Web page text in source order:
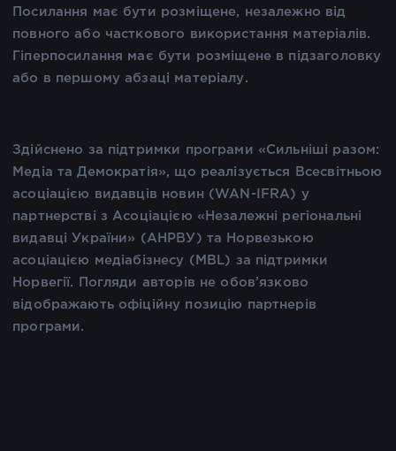
Посилання має бути розміщене, незалежно від
повного або часткового використання матеріалів.
Гіперпосилання має бути розміщене в підзаголовку
або в першому абзаці матеріалу.
Здійснено за підтримки програми «Сильніші разом:
Медіа та Демократія», що реалізується Всесвітньою
асоціацією видавців новин (WAN-IFRA) у
партнерстві з Асоціацією «Незалежні регіональні
видавці України» (АНРВУ) та Норвезькою
асоціацією медіабізнесу (MBL) за підтримки
Норвегії. Погляди авторів не обов’язково
відображають офіційну позицію партнерів
програми.